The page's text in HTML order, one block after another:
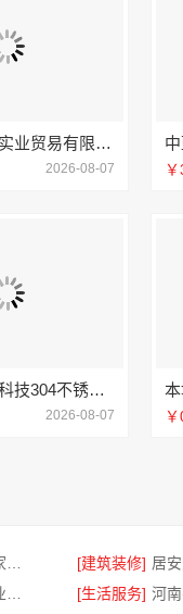
湖北省腾冠畅实业贸易有限公司专业轮胎批发解决方案
2026-08-07
江苏东钢金属科技304不锈钢家具厂家全国地址
2026-08-07
[建筑装修] 居
[生活服务]